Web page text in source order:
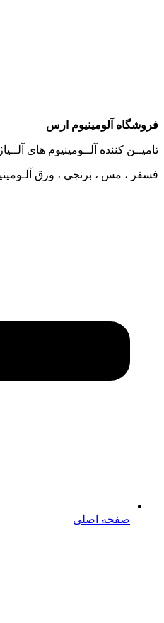
آلومینیوم ارس
کننده آلــومینیوم های آلــیاژی
، مس ، برنجی ، ورق آلـومینیوم
صفحه اصلی